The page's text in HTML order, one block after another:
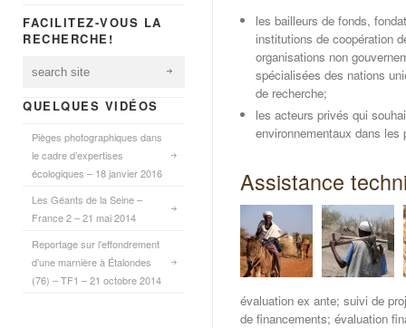
les bailleurs de fonds,
institutions de coopération
organisations non
spécialisées des nations
de recherche;
les acteurs privés qui
environnementaux dans
Assistance
évaluation ex ante; suivi de
de financements; évaluation
FACILITEZ-VOUS LA
RECHERCHE!
QUELQUES VIDÉOS
Pièges photographiques dans
le cadre d’expertises
écologiques – 18 janvier 2016
Les Géants de la Seine –
France 2 – 21 mai 2014
Reportage sur l’effondrement
d’une marnière à Étalondes
(76) – TF1 – 21 octobre 2014